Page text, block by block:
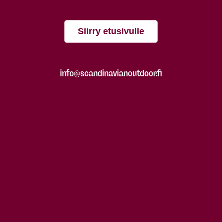
Siirry etusivulle
info@scandinavianoutdoor.fi